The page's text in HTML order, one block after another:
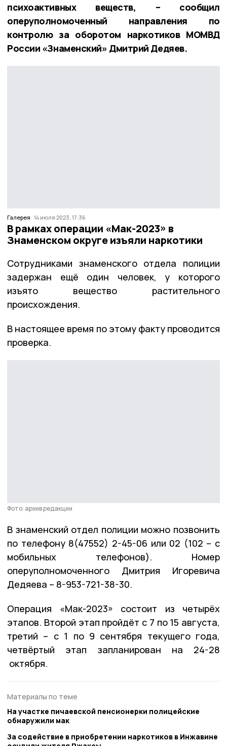
психоактивных веществ, – сообщил
оперуполномоченный направления по
контролю за оборотом наркотиков МОМВД
России «Знаменский» Дмитрий Дедяев.
Галерея 14 июля 2023, 17:36
В рамках операции «Мак-2023» в
Знаменском округе изъяли наркотики
Сотрудниками знаменского отдела полиции
задержан ещё один человек, у которого
изъято вещество растительного
происхождения.
В настоящее время по этому факту проводится
проверка.
Фото: архив редакции
В знаменский отдел полиции можно позвонить
по телефону 8(47552) 2-45-06 или 02 (102 – с
мобильных телефонов). Номер
оперуполномоченного Дмитрия Игоревича
Дедяева – 8-953-721-38-30.
Операция «Мак-2023» состоит из четырёх
этапов. Второй этап пройдёт с 7 по 15 августа,
третий – с 1 по 9 сентября текущего года,
четвёртый этап запланирован на 24-28
октября.
Материалы по теме
На участке пичаевской пенсионерки полицейские
обнаружили мак
За содействие в приобретении наркотиков в Инжавине